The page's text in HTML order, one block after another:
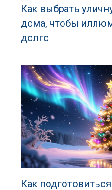
Как выбрать
дома, чтобы
долго
Как